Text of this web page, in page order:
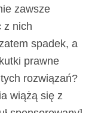
zawsze
z nich
spadek, a
prawne
rozwiązań?
wiążą się z